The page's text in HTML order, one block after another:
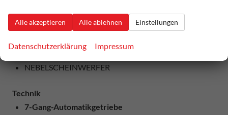
LED-Heckleuchten
Lichtautomatik
Leaving-Home-Funktion
NEBELSCHEINWERFER
Technik
7-Gang-Automatikgetriebe
Alle akzeptieren Alle ablehnen Einstellungen
Datenschutzerklärung Impressum